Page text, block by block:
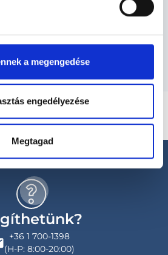
a megengedése
engedélyezése
Megtagad
+36 1 700-1398
(H-P: 8:00-20:00)